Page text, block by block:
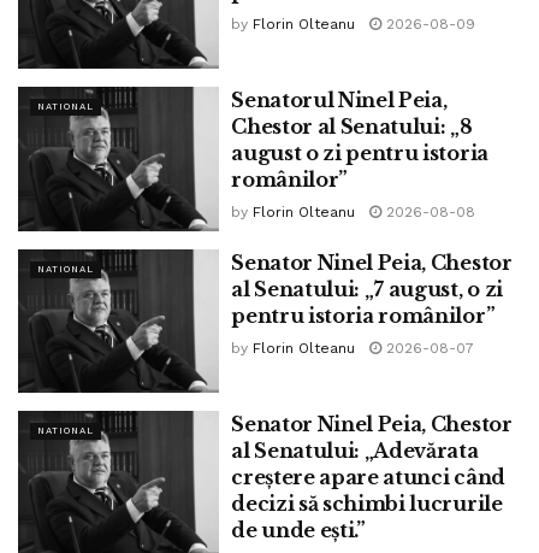
impreuna_trecemdecrizaimpreuna
Criza coronavirus se transformă în criză economică
by Florin Olteanu 2026-08-09
NATIONAL
Senatorul Ninel Peia,
Chestor al Senatului: „8
august o zi pentru istoria
românilor”
by Florin Olteanu 2026-08-08
NATIONAL
Senator Ninel Peia, Chestor
al Senatului: „7 august, o zi
pentru istoria românilor”
by Florin Olteanu 2026-08-07
NATIONAL
Senator Ninel Peia, Chestor
al Senatului: „Adevărata
creștere apare atunci când
decizi să schimbi lucrurile
de unde ești.”